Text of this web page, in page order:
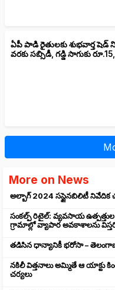
ఏపీ పాడి రైతులకు శుభవార్త షెడ్
వరకు సబ్సిడీ, గడ్డి సాగుకు
More on News
అల్బాగ్ 2024 సస్టైనబిలిటీ నివేదిక
సంకల్ప్ రిటైల్: వ్యవసాయ
గ్రామాల్లో వ్యాపార అవకాశాలను
తడిసిన ధాన్యానికీ భరోసా – తెలంగాణ
నకిలీ విత్తనాలు అమ్మితే ఆ యాక్టు
చర్యలు